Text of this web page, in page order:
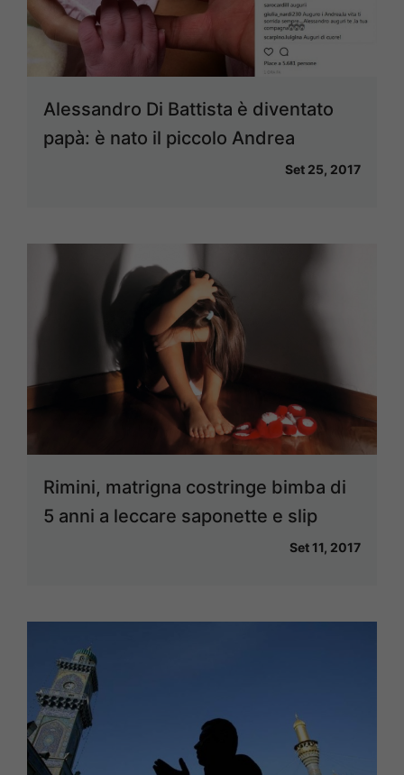
Alessandro Di Battista è diventato
papà: è nato il piccolo Andrea
Set 25, 2017
Rimini, matrigna costringe bimba di
5 anni a leccare saponette e slip
Set 11, 2017